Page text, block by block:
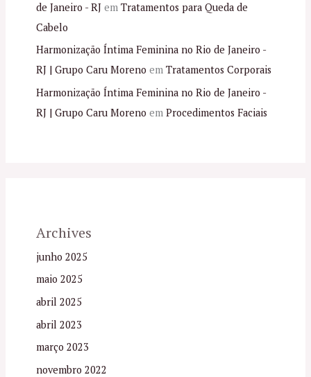
de Janeiro - RJem Tratamentos para Queda de
Cabelo
Harmonização Íntima Feminina no Rio de Janeiro -
RJ | Grupo Caru Moreno em Tratamentos Corporais
Harmonização Íntima Feminina no Rio de Janeiro -
RJ | Grupo Caru Moreno em Procedimentos Faciais
Archives
junho 2025
maio 2025
abril 2025
abril 2023
março 2023
novembro 2022